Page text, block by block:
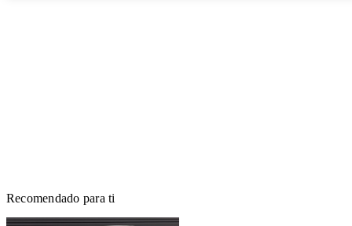
Recomendado para ti